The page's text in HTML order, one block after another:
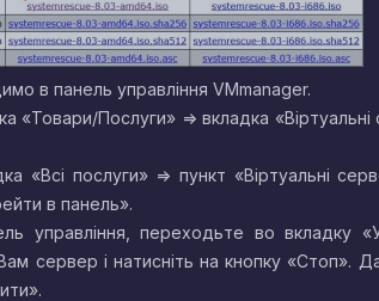
в панель управління VMmanager.
«Товари/Послуги» => вкладка
«Всі послуги» => пункт «Віртуальні
в панель».
управління, переходьте во вкладку
сервер і натисніть на кнопку «Стоп».